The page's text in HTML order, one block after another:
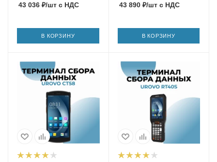
43 036 ₽/шт с НДС
В КОРЗИНУ
43 890₽/штс НДС
В КОРЗИНУ